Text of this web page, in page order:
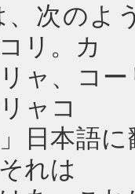
次のよ
リ。カ
、コー
ャコ
本語に
れは